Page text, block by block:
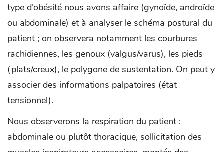
type d’obésité nous avons affaire (gynoïde, androïde
ou abdominale) et à analyser le schéma postural du
patient ; on observera notamment les courbures
rachidiennes, les genoux (valgus/varus), les pieds
(plats/creux), le polygone de sustentation. On peut y
associer des informations palpatoires (état
tensionnel).
Nous observerons la respiration du patient :
abdominale ou plutôt thoracique, sollicitation des